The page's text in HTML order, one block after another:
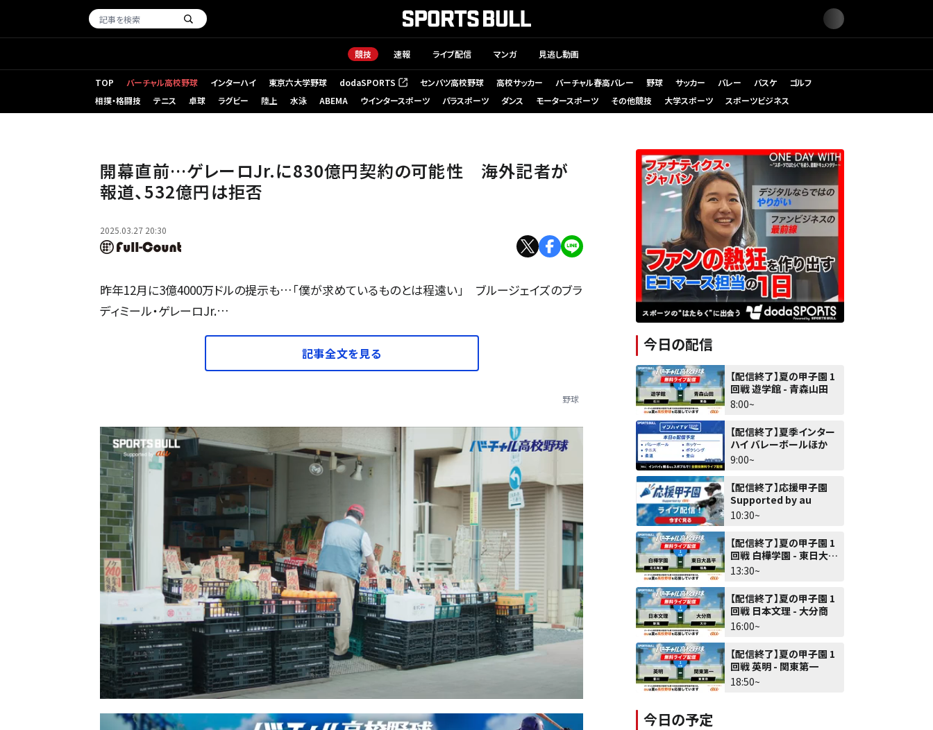
競技 速報 ライブ配信 マンガ 見逃し動画
TOP バーチャル高校野球 インターハイ 東京六大学野球 dodaSPORTS
（新しいタブで開く） センバツ高校野球 高校サッカー バーチャル春高バレー 野球 サッカー バレー バスケ
ゴルフ
相撲・格闘技
テニス 卓球 ラグビー 陸上 水泳 ABEMA ウインタースポーツ パラスポーツ ダンス モータースポーツ その他競技 大学スポーツ スポーツビジネス
開幕直前…ゲレーロJr.に830億円契約の可能性 海外記者が
報道、532億円は拒否
2025.03.27 20:30
昨年12月に3億4000万ドルの提示も…「僕が求めているものとは程遠い」 ブルージェイズのブラ
ディミール・ゲレーロJr.…
記事全文を見る
野球
今日の配信
【配信終了】夏の甲子園 1
回戦 遊学館 - 青森山田
8:00~
【配信終了】夏季インター
ハイ バレーボールほか
9:00~
【配信終了】応援甲子園
Supported by au
10:30~
【配信終了】夏の甲子園 1
回戦 白樺学園 - 東日大昌
平
13:30~
【配信終了】夏の甲子園 1
回戦 日本文理 - 大分商
16:00~
【配信終了】夏の甲子園 1
回戦 英明 - 関東第一
18:50~
今日の予定